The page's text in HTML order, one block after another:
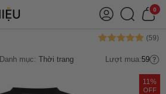
0
Danh mục: Thời trang Lượt mua:59
11%
OFF